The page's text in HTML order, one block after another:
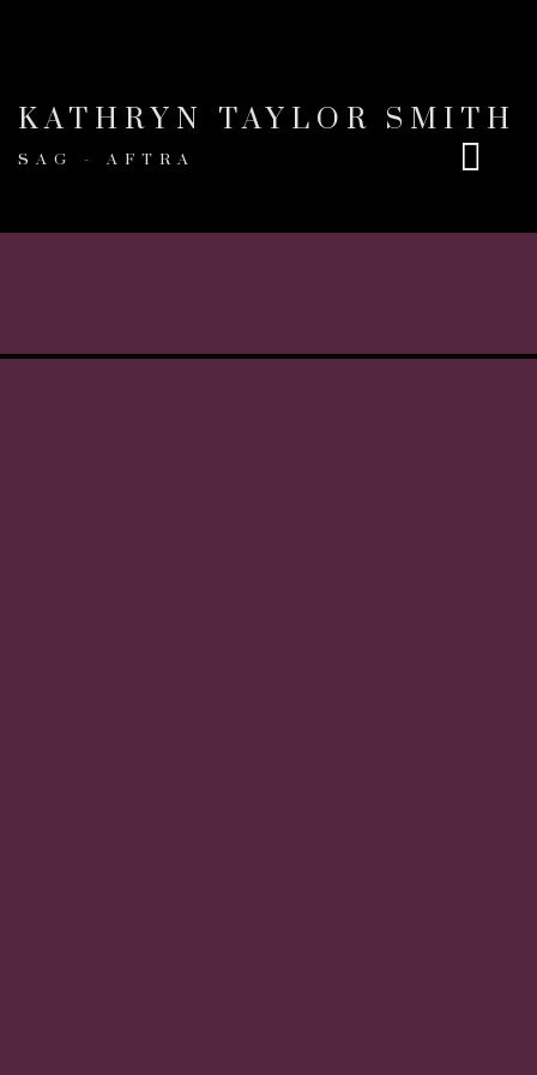
KATHRYN TAYLOR SMITH
SAG - AFTRA